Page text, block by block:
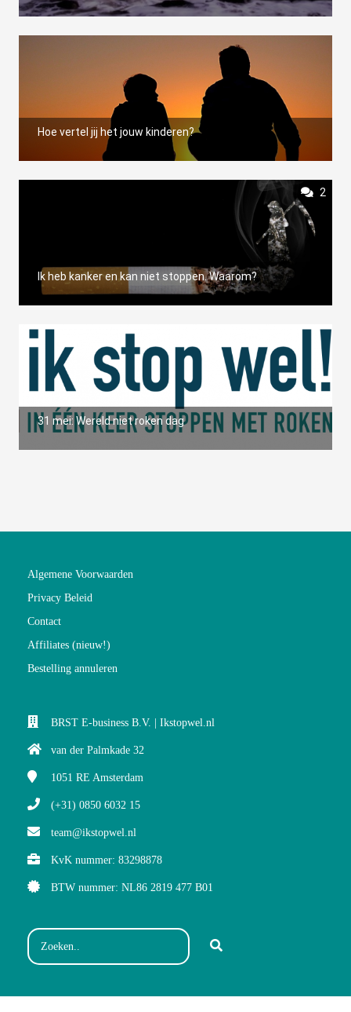
Hoe vertel jij het jouw kinderen?
2
Ik heb kanker en kan niet stoppen. Waarom?
31 mei: Wereld niet roken dag
Algemene Voorwaarden
Privacy Beleid
Contact
Affiliates (nieuw!)
Bestelling annuleren
BRST E-business B.V. | Ikstopwel.nl
van der Palmkade 32
1051 RE Amsterdam
(+31) 0850 6032 15
team@ikstopwel.nl
KvK nummer: 83298878
BTW nummer: NL86 2819 477 B01